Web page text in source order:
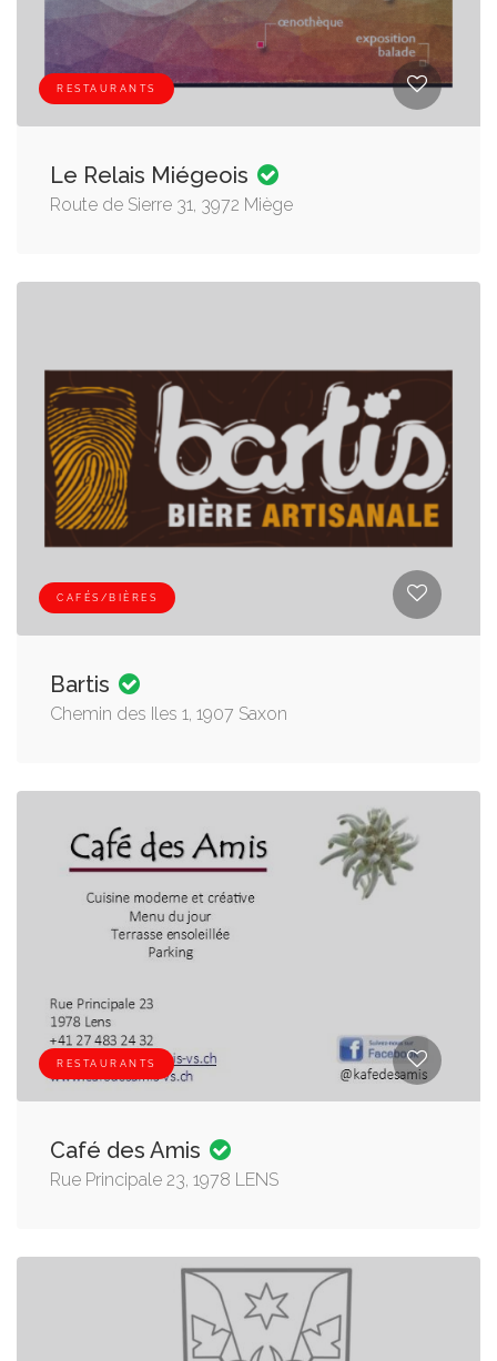
RESTAURANTS
Le Relais Miégeois
Route de Sierre 31, 3972 Miège
CAFÉS/BIÈRES
Bartis
Chemin des Iles 1, 1907 Saxon
RESTAURANTS
Café des Amis
Rue Principale 23, 1978 LENS